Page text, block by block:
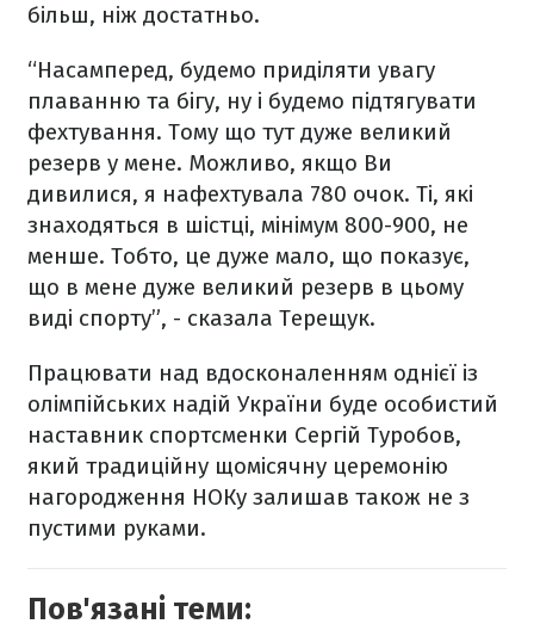
більш, ніж достатньо.
“Насамперед, будемо приділяти увагу
плаванню та бігу, ну і будемо підтягувати
фехтування. Тому що тут дуже великий
резерв у мене. Можливо, якщо Ви
дивилися, я нафехтувала 780 очок. Ті, які
знаходяться в шістці, мінімум 800-900, не
менше. Тобто, це дуже мало, що показує,
що в мене дуже великий резерв в цьому
виді спорту”, - сказала Терещук.
Працювати над вдосконаленням однієї із
олімпійських надій України буде особистий
наставник спортсменки Сергій Туробов,
який традиційну щомісячну церемонію
нагородження НОКу залишав також не з
пустими руками.
Пов'язані теми: